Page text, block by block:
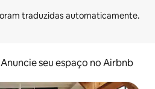
Anuncie seu espaço no Airbnb